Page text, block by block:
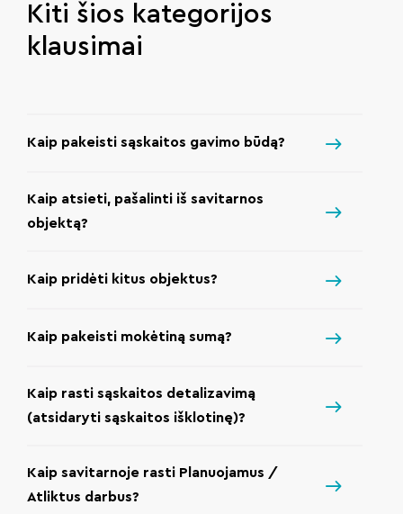
Kiti šios kategorijos
klausimai
Kaip pakeisti sąskaitos gavimo būdą?
Kaip atsieti, pašalinti iš savitarnos
objektą?
Kaip pridėti kitus objektus?
Kaip pakeisti mokėtiną sumą?
Kaip rasti sąskaitos detalizavimą
(atsidaryti sąskaitos išklotinę)?
Kaip savitarnoje rasti Planuojamus /
Atliktus darbus?